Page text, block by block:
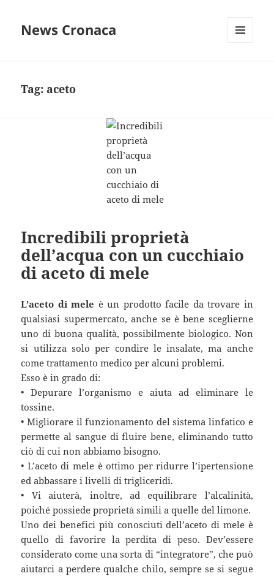
News Cronaca
Tag: aceto
Incredibili proprietà
dell’acqua con un cucchiaio
di aceto di mele
L’aceto di mele è un prodotto facile da trovare in
qualsiasi supermercato, anche se è bene sceglierne
uno di buona qualità, possibilmente biologico. Non
si utilizza solo per condire le insalate, ma anche
come trattamento medico per alcuni problemi.
Esso è in grado di:
• Depurare l’organismo e aiuta ad eliminare le
tossine.
• Migliorare il funzionamento del sistema linfatico e
permette al sangue di fluire bene, eliminando tutto
ciò di cui non abbiamo bisogno.
• L’aceto di mele è ottimo per ridurre l’ipertensione
ed abbassare i livelli di trigliceridi.
• Vi aiuterà, inoltre, ad equilibrare l’alcalinità,
poiché possiede proprietà simili a quelle del limone.
Uno dei benefici più conosciuti dell’aceto di mele è
quello di favorire la perdita di peso. Dev’essere
considerato come una sorta di “integratore”, che può
aiutarci a perdere qualche chilo, sempre se si segue